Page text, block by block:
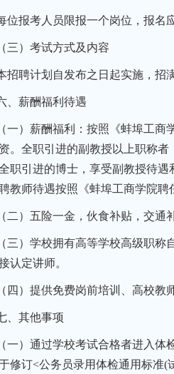
位报考人员限报一个岗位，报名
（三）考试方式及内容
招聘计划自发布之日起实施，招
、薪酬福利待遇
（一）薪酬福利：按照《蚌埠工
。全职引进的副教授以上职称
职引进的博士，享受副教授待
教师待遇按照《蚌埠工商学院聘
（二）五险一金，伙食补贴，交通
（三）学校拥有高等学校高级职
认定讲师。
（四）提供免费岗前培训、高校教
、其他事项
（一）通过学校考试合格者进入
于修订<公务员录用体检通用标准